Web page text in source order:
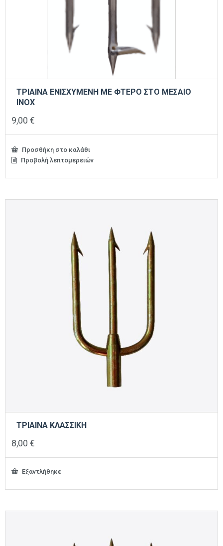
ΤΡΙΑΙΝΑ ΕΝΙΣΧΥΜΕΝΗ ΜΕ ΦΤΕΡΟ ΣΤΟ ΜΕΣΑΙΟ
INOX
9,00 €
Προσθήκη στο καλάθι
Προβολή λεπτομερειών
ΤΡΙΑΙΝΑ ΚΛΑΣΣΙΚΗ
8,00 €
Εξαντλήθηκε